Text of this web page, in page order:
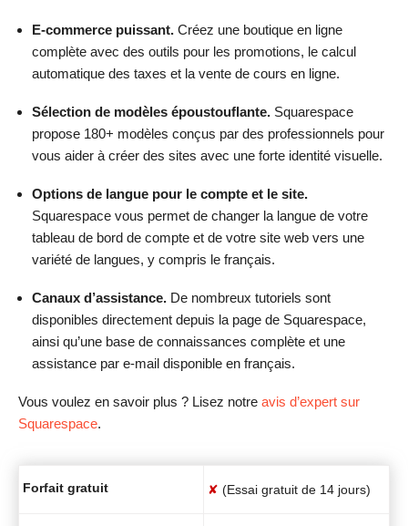
E-commerce puissant. Créez une boutique en ligne
complète avec des outils pour les promotions, le calcul
automatique des taxes et la vente de cours en ligne.
Sélection de modèles époustouflante. Squarespace
propose 180+ modèles conçus par des professionnels pour
vous aider à créer des sites avec une forte identité visuelle.
Options de langue pour le compte et le site.
Squarespace vous permet de changer la langue de votre
tableau de bord de compte et de votre site web vers une
variété de langues, y compris le français.
Canaux d’assistance. De nombreux tutoriels sont
disponibles directement depuis la page de Squarespace,
ainsi qu’une base de connaissances complète et une
assistance par e-mail disponible en français.
Vous voulez en savoir plus ? Lisez notre avis d’expert sur
Squarespace.
Forfait gratuit ✘ (Essai gratuit de 14 jours)